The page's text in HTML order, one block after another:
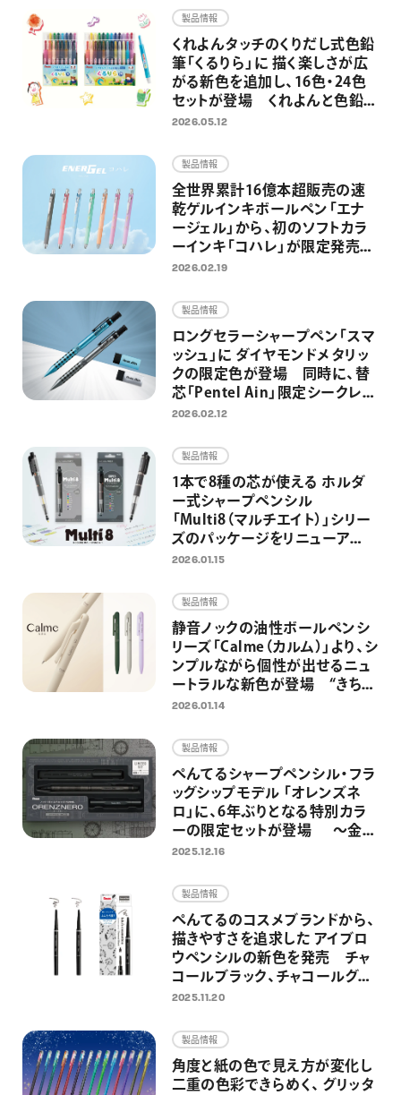
製品情報
くれよんタッチのくりだし式色鉛
筆「くるりら」に 描く楽しさが広
がる新色を追加し、16色・24色
セットが登場 くれよんと色鉛筆
のいいとこどりで、のびのびと自
2026.05.12
製品情報
全世界累計16億本超販売の速
乾ゲルインキボールペン「エナ
ージェル」から、初のソフトカラ
ーインキ「コハレ」が限定発売
穏やかな色合いのカラーインキ
2026.02.19
製品情報
ロングセラーシャープペン「スマ
ッシュ」に ダイヤモンドメタリッ
クの限定色が登場 同時に、替
芯「Pentel Ain」限定シークレッ
ト企画第2弾を実施
2026.02.12
製品情報
1本で8種の芯が使える ホルダ
ー式シャープペンシル
「Multi8（マルチエイト）」シリー
ズのパッケージをリニューア
ル AI時代もアナログ筆記を欠
めのマルチペンとして再訴求
2026.01.15
製品情報
静音ノックの油性ボールペンシ
リーズ「Calme（カルム）」より、シ
ンプルながら個性が出せるニュ
ートラルな新色が登場 “きちん
と”見えて“カジュアル”に使える
2026.01.14
製品情報
ぺんてるシャープペンシル・フラ
ッグシップモデル 「オレンズネ
ロ」に、6年ぶりとなる特別カラ
ーの限定セットが登場 ～金属
製の替芯ケースとホルダー式消
～
2025.12.16
製品情報
ぺんてるのコスメブランドから、
描きやすさを追求した アイブロ
ウペンシルの新色を発売 チャ
コールブラック、チャコールグレ
ーの2色を追加し、全5色展開に
2025.11.20
製品情報
角度と紙の色で見え方が変化し
二重の色彩できらめく、 グリッタ